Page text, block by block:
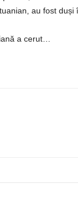
au fost duși
a cerut…